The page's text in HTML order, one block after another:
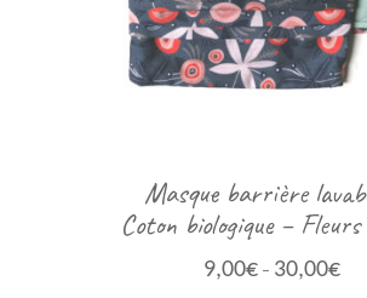
Masque barrière
Coton biologique – Fleurs
9,00€– 30,00€